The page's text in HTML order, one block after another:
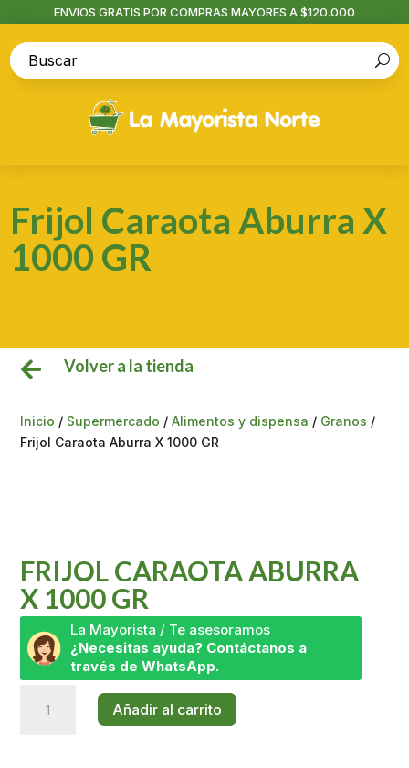
ENVIOS GRATIS POR COMPRAS MAYORES A $120.000
Frijol Caraota Aburra X
1000 GR
 Volver a la tienda
Inicio / Supermercado /Alimentos y dispensa / Granos /
Frijol Caraota Aburra X 1000 GR
FRIJOL CARAOTA ABURRA
X 1000 GR
La Mayorista / Te asesoramos
¿Necesitas ayuda? Contáctanos a
través de WhatsApp.
Caraota
Añadir al carrito